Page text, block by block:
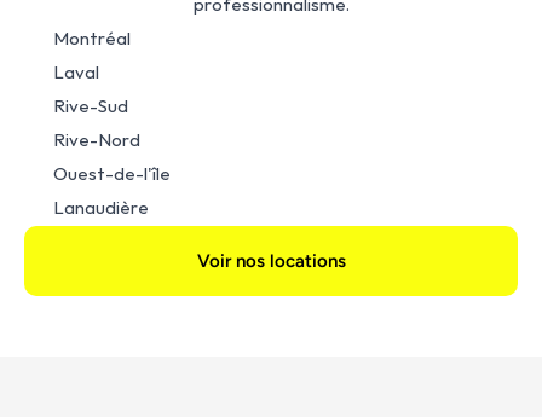
professionnalisme.
Montréal
Laval
Rive-Sud
Rive-Nord
Ouest-de-l'île
Lanaudière
Voir nos locations